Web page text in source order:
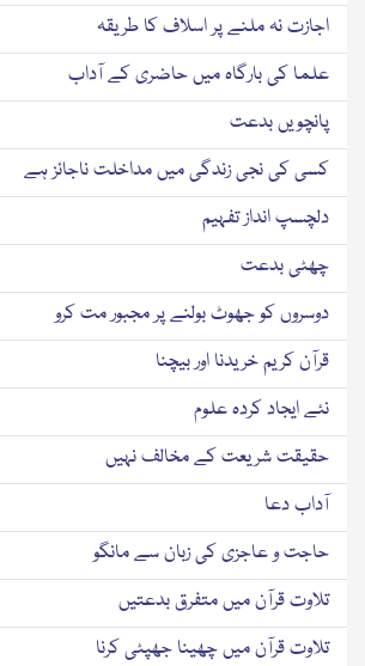
اجازت نہ ملنے پر اسلاف کا طریقہ
علما کی بارگاہ میں حاضری کے آداب
پانچویں بدعت
کسی کی نجی زندگی میں مداخلت ناجائز ہے
دلچسپ انداز تفہیم
چھٹی بدعت
دوسروں کو جھوٹ بولنے پر مجبور مت کرو
قرآن کریم خریدنا اور بیچنا
نئے ایجاد کردہ علوم
حقیقت شریعت کے مخالف نہیں
آداب دعا
حاجت و عاجزی کی زبان سے مانگو
تلاوت قرآن میں متفرق بدعتیں
تلاوت قرآن میں چھینا جھپٹی کرنا